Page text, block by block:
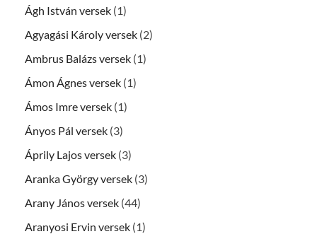
Ágh István versek (1)
Agyagási Károly versek (2)
Ambrus Balázs versek (1)
Ámon Ágnes versek (1)
Ámos Imre versek (1)
Ányos Pál versek (3)
Áprily Lajos versek (3)
Aranka György versek (3)
Arany János versek (44)
Aranyosi Ervin versek (1)